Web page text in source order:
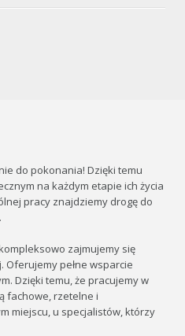
do pokonania! Dzięki temu
na każdym etapie ich życia
pracy znajdziemy drogę do
zajmujemy się
pełne wsparcie
Dzięki temu, że pracujemy w
fachowe, rzetelne i
miejscu, u specjalistów, którzy